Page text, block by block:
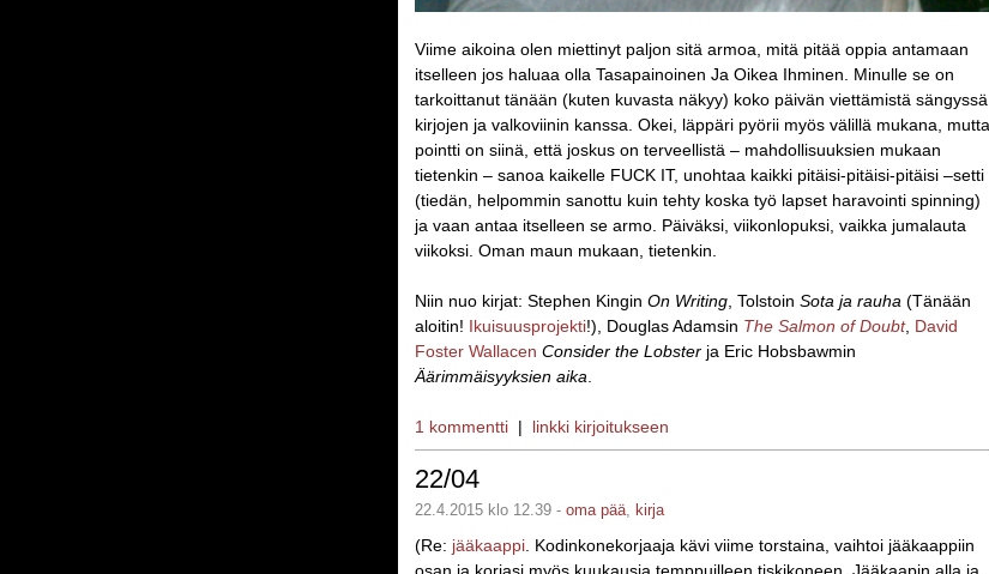
Viime aikoina olen miettinyt paljon sitä armoa, mitä pitää oppia antamaan
itselleen jos haluaa olla Tasapainoinen Ja Oikea Ihminen. Minulle se on
tarkoittanut tänään (kuten kuvasta näkyy) koko päivän viettämistä sängyssä
kirjojen ja valkoviinin kanssa. Okei, läppäri pyörii myös välillä mukana, mutta
pointti on siinä, että joskus on terveellistä – mahdollisuuksien mukaan
tietenkin – sanoa kaikelle FUCK IT, unohtaa kaikki pitäisi-pitäisi-pitäisi –setti
(tiedän, helpommin sanottu kuin tehty koska työ lapset haravointi spinning)
ja vaan antaa itselleen se armo. Päiväksi, viikonlopuksi, vaikka jumalauta
viikoksi. Oman maun mukaan, tietenkin.
Niin nuo kirjat: Stephen Kingin On Writing , Tolstoin Sota ja rauha (Tänään
aloitin! Ikuisuusprojekti!), Douglas Adamsin The Salmon of Doubt, David
Foster Wallacen Consider the Lobster ja Eric Hobsbawmin
Äärimmäisyyksien aika
1 kommentti | linkki kirjoitukseen
22/04
22.4.2015 klo 12.39 - oma pää, kirja
(Re: jääkaappi . Kodinkonekorjaaja kävi viime torstaina, vaihtoi jääkaappiin